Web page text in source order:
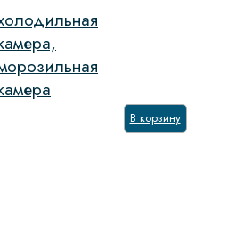
В корзину